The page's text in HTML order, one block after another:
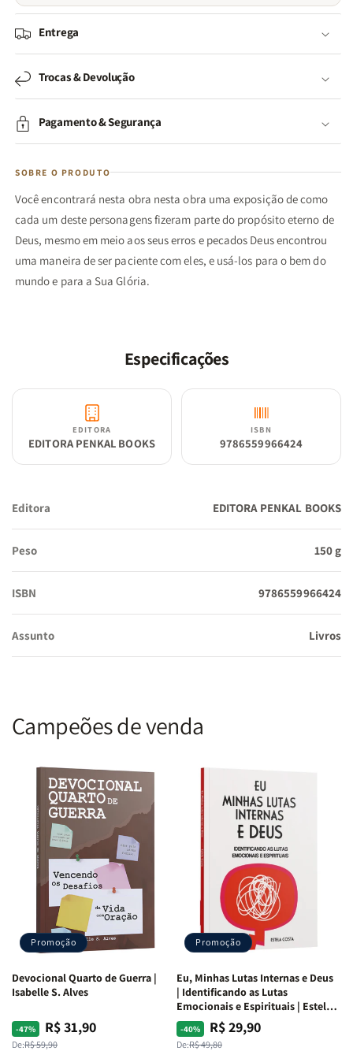
Entrega
Trocas & Devolução
Pagamento & Segurança
SOBRE O PRODUTO
Você encontrará nesta obra nesta obra uma exposição de como
cada um deste personagens fizeram parte do propósito eterno de
Deus, mesmo em meio aos seus erros e pecados Deus encontrou
uma maneira de ser paciente com eles, e usá-los para o bem do
mundo e para a Sua Glória.
Especificações
EDITORA
EDITORA PENKAL BOOKS
ISBN
9786559966424
Editora EDITORA PENKAL BOOKS
Peso 150 g
ISBN 9786559966424
Assunto Livros
Campeões de venda
Promoção
Devocional Quarto de Guerra |
Isabelle S. Alves
-47%
Preço
De:R$ 59,90
PreçoR$ 31,90
Promoção
Eu, Minhas Lutas Internas e Deus
| Identificando as Lutas
Emocionais e Espirituais | Estela
Costa
-40%
Preço
De:R$ 49,80
PreçoR$ 29,90